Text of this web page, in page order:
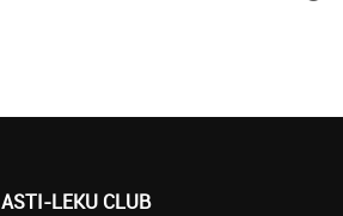
ASTI-LEKU CLUB